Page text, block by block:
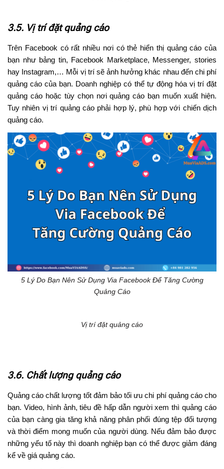
3.5. Vị trí đặt quảng cáo
Trên Facebook có rất nhiều nơi có thẻ hiển thị quảng cáo của
bạn như bảng tin, Facebook Marketplace, Messenger, stories
hay Instagram,… Mỗi vị trí sẽ ảnh hưởng khác nhau đến chi phí
quảng cáo của bạn. Doanh nghiệp có thể tự động hóa vị trí đặt
quảng cáo hoặc tùy chọn nơi quảng cáo bạn muốn xuất hiện.
Tuy nhiên vị trí quảng cáo phải hợp lý, phù hợp với chiến dịch
quảng cáo.
5 Lý Do Bạn Nên Sử Dụng Via Facebook Để Tăng Cường
Quảng Cáo
Vị trí đặt quảng cáo
3.6. Chất lượng quảng cáo
Quảng cáo chất lượng tốt đảm bảo tối ưu chi phí quảng cáo cho
bạn. Video, hình ảnh, tiêu đề hấp dẫn người xem thì quảng cáo
của bạn càng gia tăng khả năng phân phối đúng tệp đối tượng
và thời điểm mong muốn của người dùng. Nếu đảm bảo được
những yếu tố này thì doanh nghiệp bạn có thể được giảm đáng
kể về giá quảng cáo.